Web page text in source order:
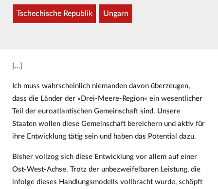
Tschechische Republik Ungarn
[…]
Ich muss wahrscheinlich niemanden davon überzeugen,
dass die Länder der »Drei-Meere-Region« ein wesentlicher
Teil der euroatlantischen Gemeinschaft sind. Unsere
Staaten wollen diese Gemeinschaft bereichern und aktiv für
ihre Entwicklung tätig sein und haben das Potential dazu.
Bisher vollzog sich diese Entwicklung vor allem auf einer
Ost-West-Achse. Trotz der unbezweifelbaren Leistung, die
infolge dieses Handlungsmodells vollbracht wurde, schöpft